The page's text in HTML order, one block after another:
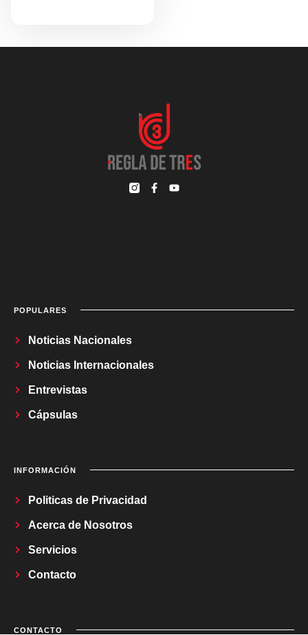
POPULARES
Noticias Nacionales
Noticias Internacionales
Entrevistas
Cápsulas
INFORMACIÓN
Politicas de Privacidad
Acerca de Nosotros
Servicios
Contacto
CONTACTO